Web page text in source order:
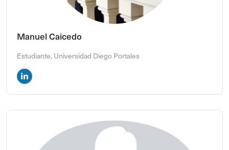
Manuel Caicedo
Estudiante, Universidad Diego Portales